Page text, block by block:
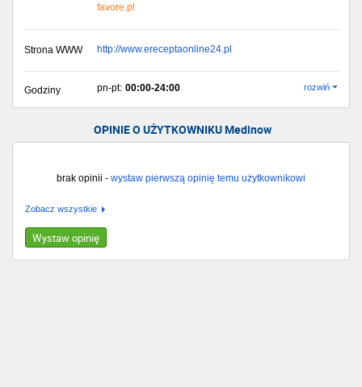
favore.pl
Strona WWW http://www.ereceptaonline24.pl
Godziny pn-pt: 00:00-24:00 rozwiń
OPINIE O UŻYTKOWNIKU Medinow
brak opinii - wystaw pierwszą opinię temu użytkownikowi
Zobacz wszystkie
Wystaw opinię